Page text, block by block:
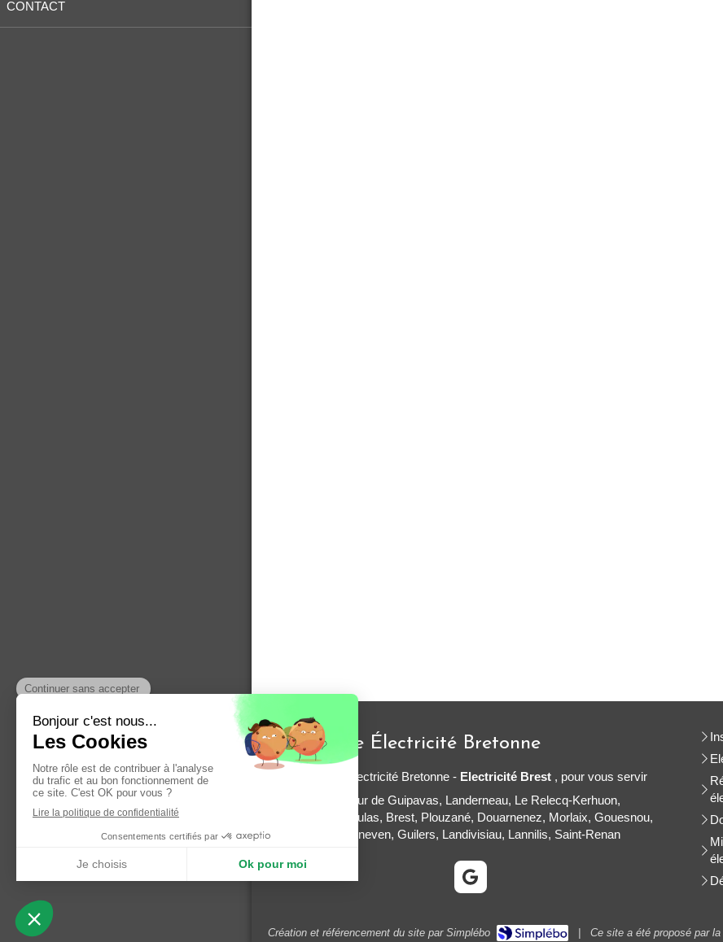
CONTACT
Entreprise Électricité Bretonne
© Entreprise Électricité Bretonne - Electricité Brest , pour vous servir
Disponible autour de Guipavas, Landerneau, Le Relecq-Kerhuon,
Plougastel-Daoulas, Brest, Plouzané, Douarnenez, Morlaix, Gouesnou,
Plabennec, Lesneven, Guilers, Landivisiau, Lannilis, Saint-Renan
Création et référencement du site par Simplébo | Ce site a été proposé par la